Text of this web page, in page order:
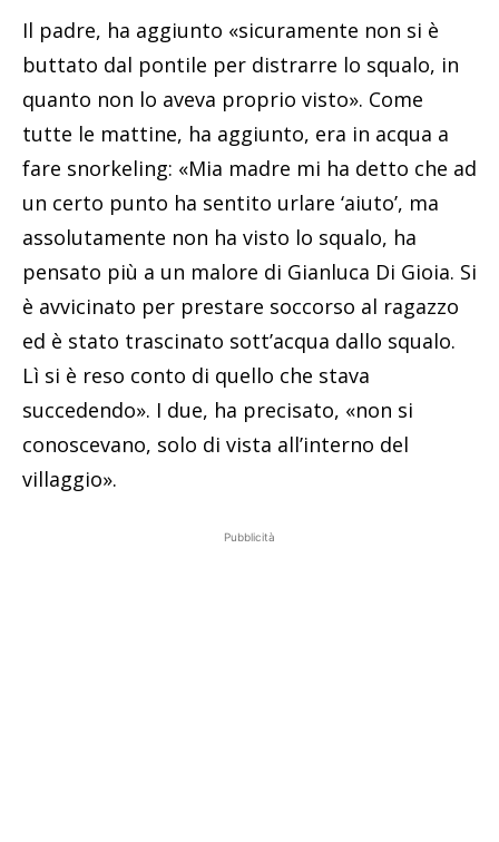
Il padre, ha aggiunto «sicuramente non si è
buttato dal pontile per distrarre lo squalo, in
quanto non lo aveva proprio visto». Come
tutte le mattine, ha aggiunto, era in acqua a
fare snorkeling: «Mia madre mi ha detto che ad
un certo punto ha sentito urlare ‘aiuto’, ma
assolutamente non ha visto lo squalo, ha
pensato più a un malore di Gianluca Di Gioia. Si
è avvicinato per prestare soccorso al ragazzo
ed è stato trascinato sott’acqua dallo squalo.
Lì si è reso conto di quello che stava
succedendo». I due, ha precisato, «non si
conoscevano, solo di vista all’interno del
villaggio».
Pubblicità